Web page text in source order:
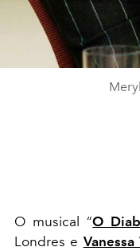
O musical “O
Londres e